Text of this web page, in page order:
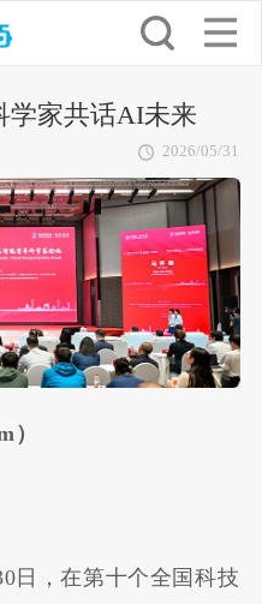
学家共话AI未来
2026/05/31
）
日，在第十个全国科技